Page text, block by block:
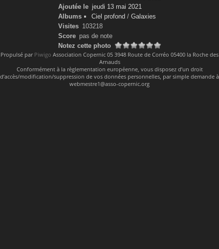
Ajoutée le jeudi 13 mai 2021
Albums
Ciel profond / Galaxies
Visites 103218
Score pas de note
Notez cette photo
Propulsé par Piwigo Association Copernic 05 3948 Route de Corréo 05400 la Roche des
Arnauds
Conformément à la règlementation européenne, vous disposez d’un droit
d’accès/modification/suppression de vos données personnelles, par simple demande à
webmestre1@asso-copernic.org